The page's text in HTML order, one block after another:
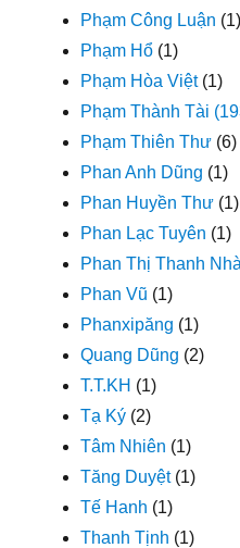
Phạm Công Luận (1)
Phạm Hổ (1)
Phạm Hòa Việt(1)
Phạm Thành Tài
Phạm Thiên Thư (6)
Phan Anh Dũng (1)
Phan Huyền Thư (1)
Phan Lạc Tuyên (1)
Phan Thị Thanh
Phan Vũ (1)
Phanxipăng (1)
Quang Dũng (2)
T.T.KH (1)
Tạ Ký (2)
Tâm Nhiên (1)
Tăng Duyệt(1)
Tế Hanh (1)
Thanh Tịnh (1)